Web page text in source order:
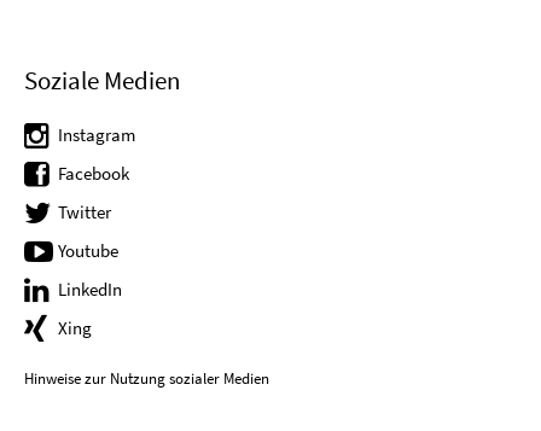
Soziale Medien
Instagram
Facebook
Twitter
Youtube
LinkedIn
Xing
Hinweise zur Nutzung sozialer Medien